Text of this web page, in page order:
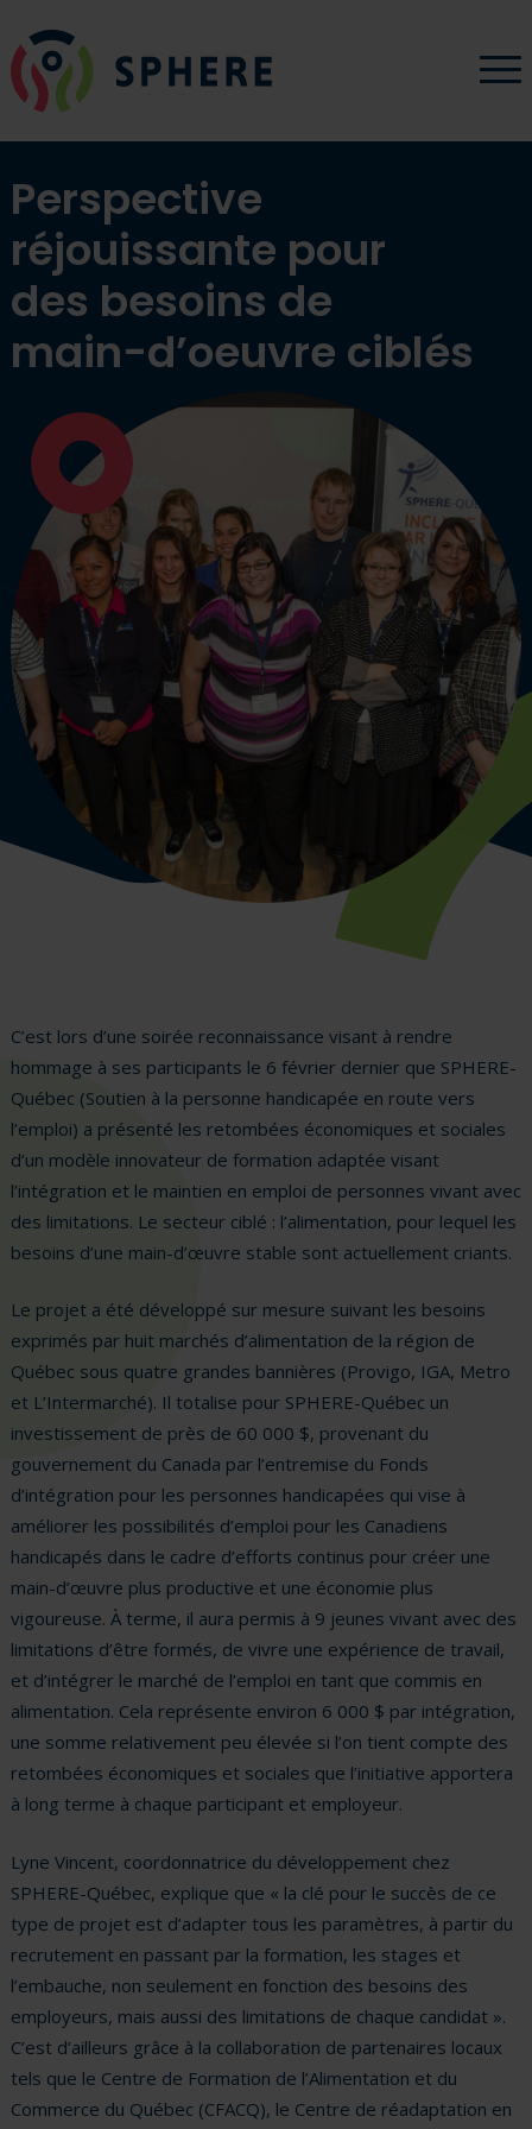
Aller au contenu
SPHERE QUÉBEC - Allez à la page d’accueil
Perspective
réjouissante pour
des besoins de
main-d’oeuvre ciblés
C’est lors d’une soirée reconnaissance visant à rendre
hommage à ses participants le 6 février dernier que SPHERE-
Québec (Soutien à la personne handicapée en route vers
l’emploi) a présenté les retombées économiques et sociales
d’un modèle innovateur de formation adaptée visant
l’intégration et le maintien en emploi de personnes vivant avec
des limitations. Le secteur ciblé : l’alimentation, pour lequel les
besoins d’une main-d’œuvre stable sont actuellement criants.
Le projet a été développé sur mesure suivant les besoins
exprimés par huit marchés d’alimentation de la région de
Québec sous quatre grandes bannières (Provigo, IGA, Metro
et L’Intermarché). Il totalise pour SPHERE-Québec un
investissement de près de 60 000 $, provenant du
gouvernement du Canada par l’entremise du Fonds
d’intégration pour les personnes handicapées qui vise à
améliorer les possibilités d’emploi pour les Canadiens
handicapés dans le cadre d’efforts continus pour créer une
main-d’œuvre plus productive et une économie plus
vigoureuse. À terme, il aura permis à 9 jeunes vivant avec des
limitations d’être formés, de vivre une expérience de travail,
et d’intégrer le marché de l’emploi en tant que commis en
alimentation. Cela représente environ 6 000 $ par intégration,
une somme relativement peu élevée si l’on tient compte des
retombées économiques et sociales que l’initiative apportera
à long terme à chaque participant et employeur.
Lyne Vincent, coordonnatrice du développement chez
SPHERE-Québec, explique que « la clé pour le succès de ce
type de projet est d’adapter tous les paramètres, à partir du
recrutement en passant par la formation, les stages et
l’embauche, non seulement en fonction des besoins des
employeurs, mais aussi des limitations de chaque candidat ».
C’est d’ailleurs grâce à la collaboration de partenaires locaux
tels que le Centre de Formation de l’Alimentation et du
Commerce du Québec (CFACQ), le Centre de réadaptation en